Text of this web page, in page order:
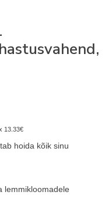
13.33€
hoida kõik sinu
lemmikloomadele